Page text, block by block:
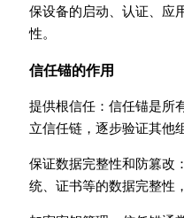
保设备的启动、认证、应
性。
信任锚的作用
提供根信任：信任锚是所
立信任链，逐步验证其他
保证数据完整性和防篡改
统、证书等的数据完整性